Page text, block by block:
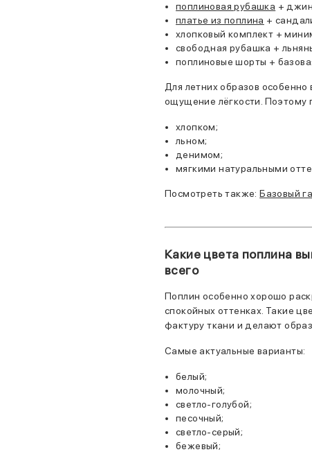
поплиновая рубашка +
платье из поплина +
хлопковый комплект +
свободная рубашка +
поплиновые шорты +
Для летних образов особенно
ощущение лёгкости. Поэтому
хлопком;
льном;
денимом;
мягкими натуральными
Посмотреть также:Базовый
Какие цвета поплина
всего
Поплин особенно хорошо
спокойных оттенках. Такие
фактуру ткани и делают образ
Самые актуальные варианты:
белый;
молочный;
светло-голубой;
песочный;
светло-серый;
бежевый;